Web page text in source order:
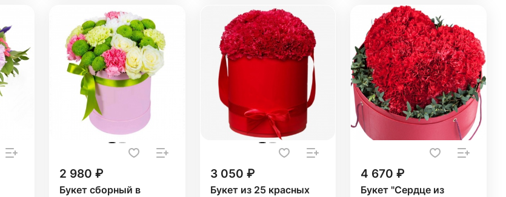
2 980 ₽
Букет сборный в
3 050 ₽
Букет из 25 красных
4 670 ₽
Букет "Сердце из